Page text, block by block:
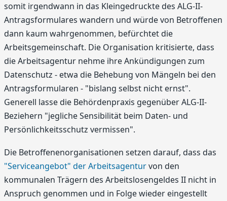
somit irgendwann in das Kleingedruckte des ALG-II-
Antragsformulares wandern und würde von Betroffenen
dann kaum wahrgenommen, befürchtet die
Arbeitsgemeinschaft. Die Organisation kritisierte, dass
die Arbeitsagentur nehme ihre Ankündigungen zum
Datenschutz - etwa die Behebung von Mängeln bei den
Antragsformularen - "bislang selbst nicht ernst".
Generell lasse die Behördenpraxis gegenüber ALG-II-
Beziehern "jegliche Sensibilität beim Daten- und
Persönlichkeitsschutz vermissen".
Die Betroffenenorganisationen setzen darauf, dass das
"Serviceangebot" der Arbeitsagenturvon den
kommunalen Trägern des Arbeitslosengeldes II nicht in
Anspruch genommen und in Folge wieder eingestellt